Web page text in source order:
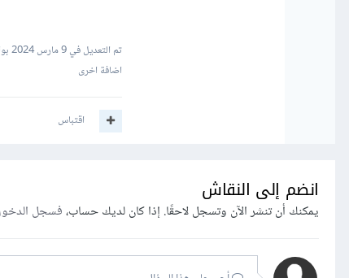
تم التعديل في9 مارس 2024
اضافة اخرى
اقتباس
انضم إلى النقاش
يمكنك أن تنشر الآن وتسجل لاحقًا. إذا كان لديك حساب،فسجل